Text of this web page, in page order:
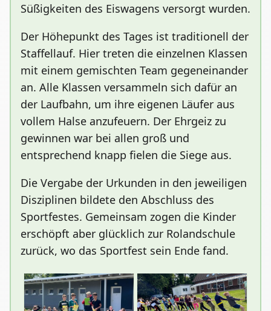
Süßigkeiten des Eiswagens versorgt wurden.
Der Höhepunkt des Tages ist traditionell der
Staffellauf. Hier treten die einzelnen Klassen
mit einem gemischten Team gegeneinander
an. Alle Klassen versammeln sich dafür an
der Laufbahn, um ihre eigenen Läufer aus
vollem Halse anzufeuern. Der Ehrgeiz zu
gewinnen war bei allen groß und
entsprechend knapp fielen die Siege aus.
Die Vergabe der Urkunden in den jeweiligen
Disziplinen bildete den Abschluss des
Sportfestes. Gemeinsam zogen die Kinder
erschöpft aber glücklich zur Rolandschule
zurück, wo das Sportfest sein Ende fand.